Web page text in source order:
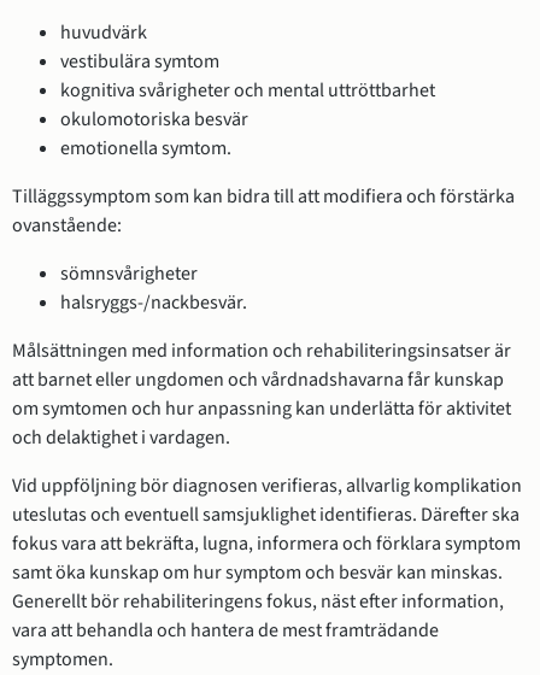
huvudvärk
vestibulära symtom
kognitiva svårigheter och mental uttröttbarhet
okulomotoriska besvär
emotionella symtom.
Tilläggssymptom som kan bidra till att modifiera och förstärka
ovanstående:
sömnsvårigheter
halsryggs-/nackbesvär.
Målsättningen med information och rehabiliteringsinsatser är
att barnet eller ungdomen och vårdnadshavarna får kunskap
om symtomen och hur anpassning kan underlätta för aktivitet
och delaktighet i vardagen.
Vid uppföljning bör diagnosen verifieras, allvarlig komplikation
uteslutas och eventuell samsjuklighet identifieras. Därefter ska
fokus vara att bekräfta, lugna, informera och förklara symptom
samt öka kunskap om hur symptom och besvär kan minskas.
Generellt bör rehabiliteringens fokus, näst efter information,
vara att behandla och hantera de mest framträdande
symptomen.